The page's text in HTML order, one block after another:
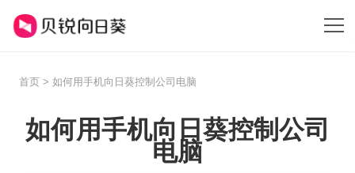
首页 > 如何用手机向日葵控制公司电脑
如何用手机向日葵控制公司
电脑